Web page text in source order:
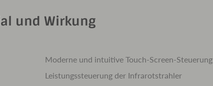
und Wirkung
Moderne und intuitive Touch-Screen-Steuerung
Leistungssteuerung der Infrarotstrahler